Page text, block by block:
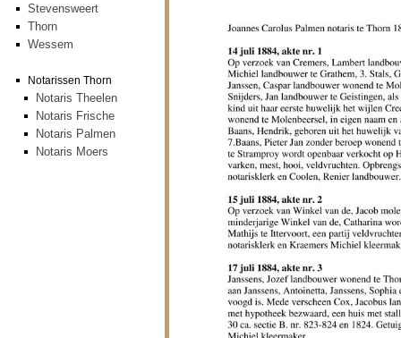
Stevensweert
Thorn
Wessem
Notarissen Thorn
Notaris Theelen
Notaris Frische
Notaris Palmen
Notaris Moers